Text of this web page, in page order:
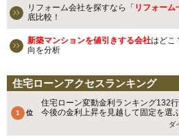
リフォーム会社を探すなら「 リフォーム
底比較！
新築マンションを値引きする会社はどこ
向を分析
住宅ローンアクセスランキング
住宅ローン変動金利ランキング132
今後の金利上昇を見越して固定を選
ダ